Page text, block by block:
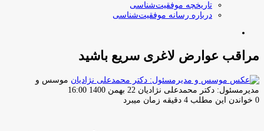
تاریخچه موفقیت‌شناسی
درباره رسانه موفقیت‌شناسی
مراقب عوارض لاغری سریع باشید
موسس و
مدیرمسئول: دکتر محمدعلی نژادیان ارسال
ایمیل
22 بهمن 1400 16:00
0 خواندن این مطلب 4 دقیقه زمان میبرد